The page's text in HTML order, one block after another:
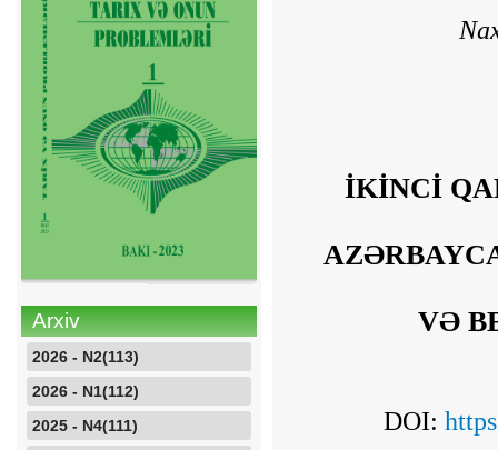
Arxiv
2026 - N2(113)
2026 - N1(112)
2025 - N4(111)
İKİNCİ
VƏ
DOI: